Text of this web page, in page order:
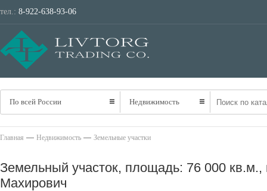
тел.: 8-922-638-93-06
По всей России Недвижимость
Главная — Недвижимость — Земельные участки
Земельный участок, площадь: 76 000
Махирович